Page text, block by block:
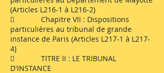
(Articles L216-1 à L216-2)
 Chapitre VII : Dispositions
particulières au tribunal de grande
instance de Paris (Articles L217-1 à L217-
4)
 TITRE II : LE TRIBUNAL
D'INSTANCE